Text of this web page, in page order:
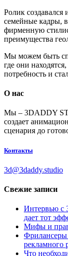
Ролик
семейные кадры,
фирменную
преимущества
Мы можем быть
где они
потребность и
О нас
Мы – 3DADDY
создает
сценария до
Контакты
3d@3daddy.studio
Свежие записи
Интервью с
дает тот
Мифы и
Фрилансеры
рекламного
Что